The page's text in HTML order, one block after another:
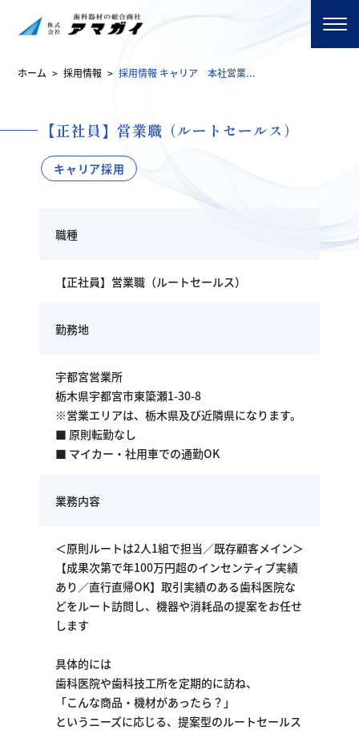
ホーム > 採用情報 > 採用情報 キャリア 本社営業...
【正社員】営業職（ルートセールス）
キャリア採用
職種
【正社員】営業職（ルートセールス）
勤務地
宇都宮営業所
栃木県宇都宮市東簗瀬1-30-8
※営業エリアは、栃木県及び近隣県になります。
■ 原則転勤なし
■ マイカー・社用車での通勤OK
業務内容
＜原則ルートは2人1組で担当／既存顧客メイン＞
【成果次第で年100万円超のインセンティブ実績
あり／直行直帰OK】取引実績のある歯科医院な
どをルート訪問し、機器や消耗品の提案をお任せ
します
具体的には
歯科医院や歯科技工所を定期的に訪ね、
「こんな商品・機材があったら？」
というニーズに応じる、提案型のルートセールス